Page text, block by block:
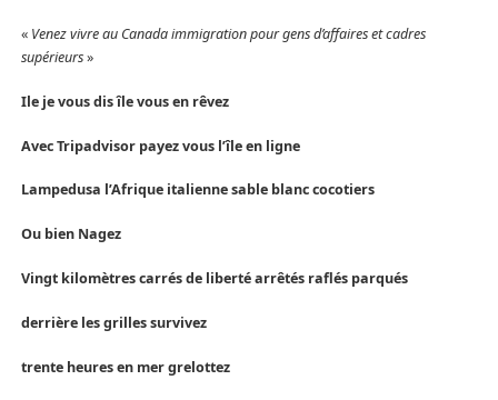
« Venez vivre au Canada immigration pour gens d’affaires et cadres
supérieurs»
Ile je vous dis île vous en rêvez
Avec Tripadvisor payez vous l’île en ligne
Lampedusa l’Afrique italienne sable blanc cocotiers
Ou bien Nagez
Vingt kilomètres carrés de liberté arrêtés raflés parqués
derrière les grilles survivez
trente heures en mer grelottez